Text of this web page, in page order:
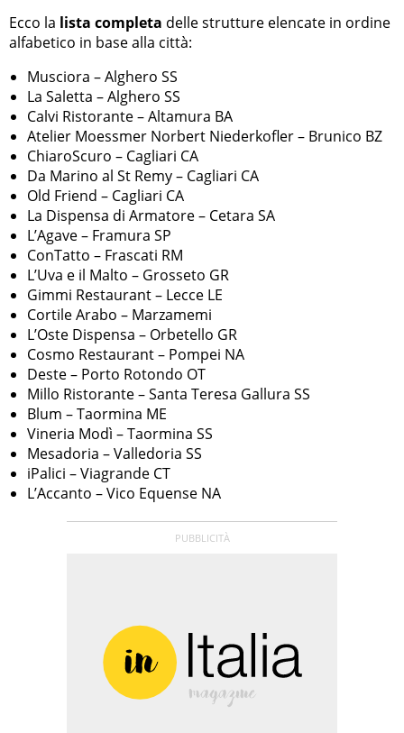
Ecco la lista completa delle strutture elencate in ordine
alfabetico in base alla città:
Musciora – Alghero SS
La Saletta – Alghero SS
Calvi Ristorante – Altamura BA
Atelier Moessmer Norbert Niederkofler – Brunico BZ
ChiaroScuro – Cagliari CA
Da Marino al St Remy – Cagliari CA
Old Friend – Cagliari CA
La Dispensa di Armatore – Cetara SA
L’Agave – Framura SP
ConTatto – Frascati RM
L’Uva e il Malto – Grosseto GR
Gimmi Restaurant – Lecce LE
Cortile Arabo – Marzamemi
L’Oste Dispensa – Orbetello GR
Cosmo Restaurant – Pompei NA
Deste – Porto Rotondo OT
Millo Ristorante – Santa Teresa Gallura SS
Blum – Taormina ME
Vineria Modì – Taormina SS
Mesadoria – Valledoria SS
iPalici – Viagrande CT
L’Accanto – Vico Equense NA